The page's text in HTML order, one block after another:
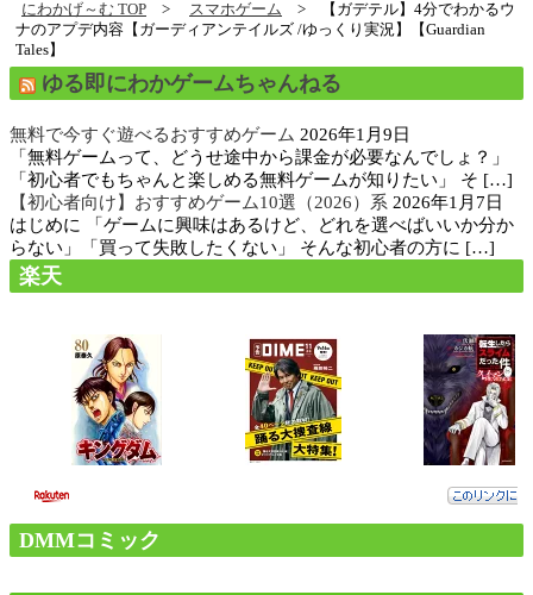
にわかげ～む TOP スマホゲーム
【ガデテル】4分でわかるウ
ナのアプデ内容【ガーディアンテイルズ /ゆっくり実況】【Guardian
Tales】
ゆる即にわかゲームちゃんねる
無料で今すぐ遊べるおすすめゲーム 2026年1月9日
「無料ゲームって、どうせ途中から課金が必要なんでしょ？」
「初心者でもちゃんと楽しめる無料ゲームが知りたい」 そ […]
【初心者向け】おすすめゲーム10選（2026）系 2026年1月7日
はじめに 「ゲームに興味はあるけど、どれを選べばいいか分か
らない」「買って失敗したくない」 そんな初心者の方に […]
楽天
DMMコミック